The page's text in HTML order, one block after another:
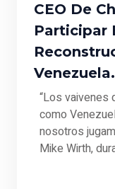
CEO De
Participar
Venezuela.
“Los vaivenes
como
nosotros
Mike Wirth,